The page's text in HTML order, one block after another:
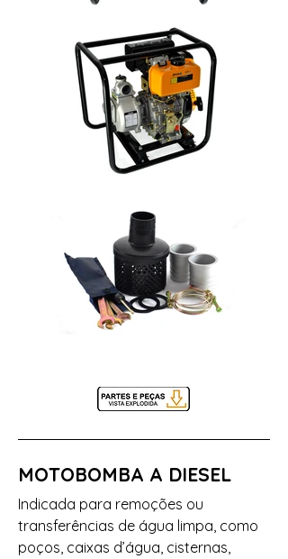
MOTOBOMBA A DIESEL
Indicada para remoções ou
transferências de água limpa, como
poços, caixas d’água, cisternas,